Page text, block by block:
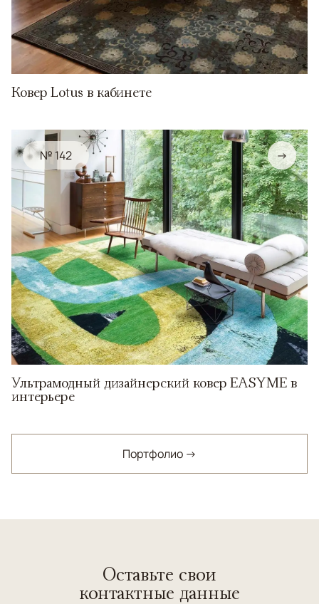
Ковер Lotus в кабинете
№ 142 →
Ультрамодный дизайнерский ковер EASYME в
интерьере
Портфолио →
Оставьте свои
контактные данные